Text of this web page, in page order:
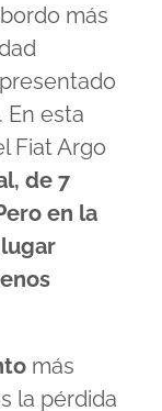
más
En esta
Fiat Argo
de 7
en la
más
la pérdida